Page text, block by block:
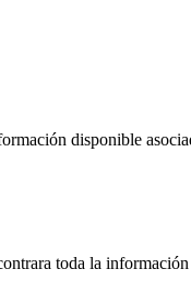
disponible
toda la